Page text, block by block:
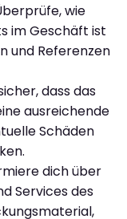
wie
im Geschäft ist
und Referenzen
dass das
ausreichende
Schäden
dich über
Services des